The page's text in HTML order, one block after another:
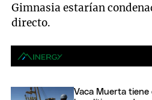
Gimnasia estarían
directo.
Vaca Muerta tiene